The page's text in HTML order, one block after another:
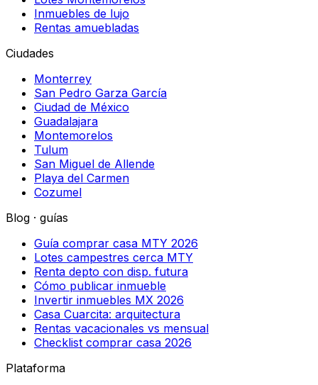
Inmuebles de lujo
Rentas amuebladas
Ciudades
Monterrey
San Pedro Garza García
Ciudad de México
Guadalajara
Montemorelos
Tulum
San Miguel de Allende
Playa del Carmen
Cozumel
Blog · guías
Guía comprar casa MTY 2026
Lotes campestres cerca MTY
Renta depto con disp. futura
Cómo publicar inmueble
Invertir inmuebles MX 2026
Casa Cuarcita: arquitectura
Rentas vacacionales vs mensual
Checklist comprar casa 2026
Plataforma